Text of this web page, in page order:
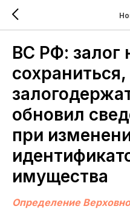
ВС РФ: залог
обновил
при
имущества
Определение